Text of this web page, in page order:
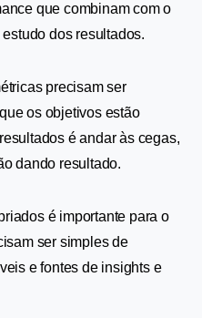
que combinam com o
dos resultados.
precisam ser
os objetivos estão
é andar às cegas,
dando resultado.
é importante para o
ser simples de
e fontes de insights e